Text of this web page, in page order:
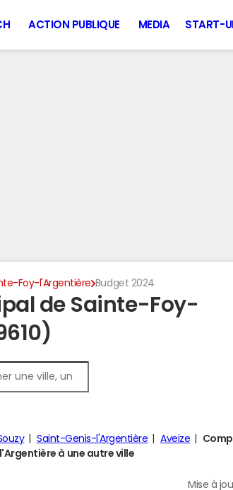
ACTION PUBLIQUE MEDIA START-
Foy-l'Argentière Budget 2024
de Sainte-Foy-
Saint-Genis-l'Argentière Aveize
à une autre ville
Mise à